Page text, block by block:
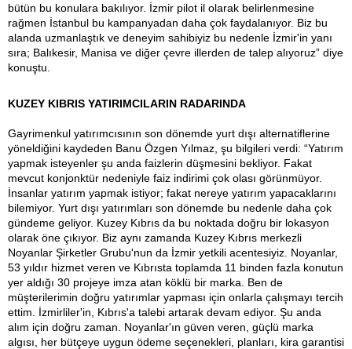
bütün bu konulara bakılıyor. İzmir pilot il olarak belirlenmesine
rağmen İstanbul bu kampanyadan daha çok faydalanıyor. Biz bu
alanda uzmanlaştık ve deneyim sahibiyiz bu nedenle İzmir'in yanı
sıra; Balıkesir, Manisa ve diğer çevre illerden de talep alıyoruz” diye
konuştu.
KUZEY KIBRIS YATIRIMCILARIN RADARINDA
Gayrimenkul yatırımcısının son dönemde yurt dışı alternatiflerine
yöneldiğini kaydeden Banu Özgen Yılmaz, şu bilgileri verdi: “Yatırım
yapmak isteyenler şu anda faizlerin düşmesini bekliyor. Fakat
mevcut konjonktür nedeniyle faiz indirimi çok olası görünmüyor.
İnsanlar yatırım yapmak istiyor; fakat nereye yatırım yapacaklarını
bilemiyor. Yurt dışı yatırımları son dönemde bu nedenle daha çok
gündeme geliyor. Kuzey Kıbrıs da bu noktada doğru bir lokasyon
olarak öne çıkıyor. Biz aynı zamanda Kuzey Kıbrıs merkezli
Noyanlar Şirketler Grubu'nun da İzmir yetkili acentesiyiz. Noyanlar,
53 yıldır hizmet veren ve Kıbrısta toplamda 11 binden fazla konutun
yer aldığı 30 projeye imza atan köklü bir marka. Ben de
müşterilerimin doğru yatırımlar yapması için onlarla çalışmayı tercih
ettim. İzmirliler'in, Kıbrıs'a talebi artarak devam ediyor. Şu anda
alım için doğru zaman. Noyanlar'ın güven veren, güçlü marka
algısı, her bütçeye uygun ödeme seçenekleri, planları, kira garantisi